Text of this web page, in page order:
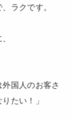
ラクです。
外国人のお客さ
たい！」